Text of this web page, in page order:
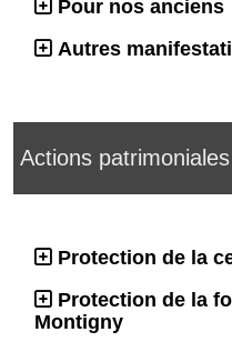
Pour nos anciens
Autres
Actions patrimoniales
Protection de la
Protection de la
Montigny